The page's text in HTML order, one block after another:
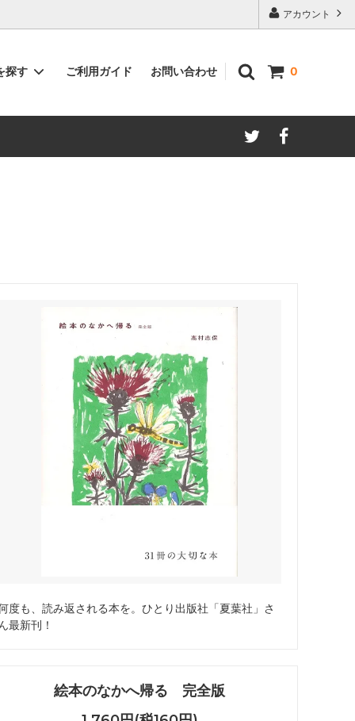
アカウント
0
探す ご利用ガイド お問い合わせ
度も、読み返される本を。ひとり出版社「夏葉社」さ
ん最新刊！
絵本のなかへ帰る 完全版